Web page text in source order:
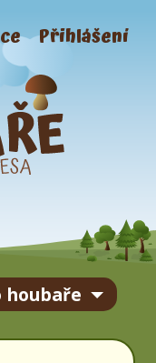
Přihlášení
houbaře